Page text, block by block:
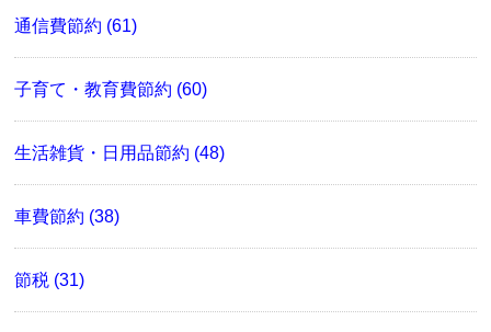
通信費節約 (61)
子育て・教育費節約 (60)
生活雑貨・日用品節約 (48)
車費節約 (38)
節税 (31)